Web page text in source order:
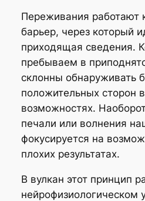
Переживания работают
барьер, через который
приходящая сведения.
пребываем в
склонны обнаруживать
положительных сторон
возможностях.
печали или волнения
фокусируется на
плохих результатах.
В вулкан этот принцип
нейрофизиологическом